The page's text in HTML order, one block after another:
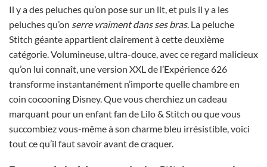
Il y a des peluches qu’on pose sur un lit, et puis il y a les
peluches qu’on serre vraiment dans ses bras. La peluche
Stitch géante appartient clairement à cette deuxième
catégorie. Volumineuse, ultra-douce, avec ce regard malicieux
qu’on lui connaît, une version XXL de l’Expérience 626
transforme instantanément n’importe quelle chambre en
coin cocooning Disney. Que vous cherchiez un cadeau
marquant pour un enfant fan de Lilo & Stitch ou que vous
succombiez vous-même à son charme bleu irrésistible, voici
tout ce qu’il faut savoir avant de craquer.